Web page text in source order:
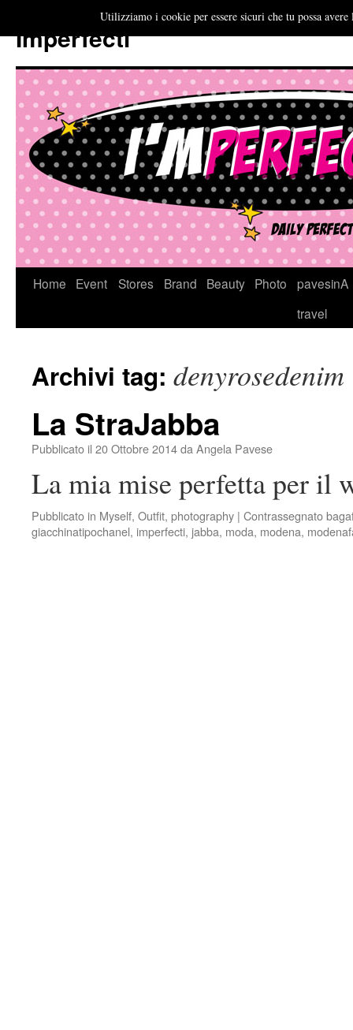
Imperfecti
VaiHome Event Stores Brand Beauty Photo
pavesinA
travel
Archivi tag: denyrosedenim
La StraJabba
Pubblicato il 20 Ottobre 2014da Angela Pavese
La mia mise perfetta per il
Pubblicato in Myself, Outfit, photography | Contrassegnato
giacchinatipochanel, imperfecti, jabba, moda, modena,
Utilizziamo i cookie per essere sicuri che tu possa